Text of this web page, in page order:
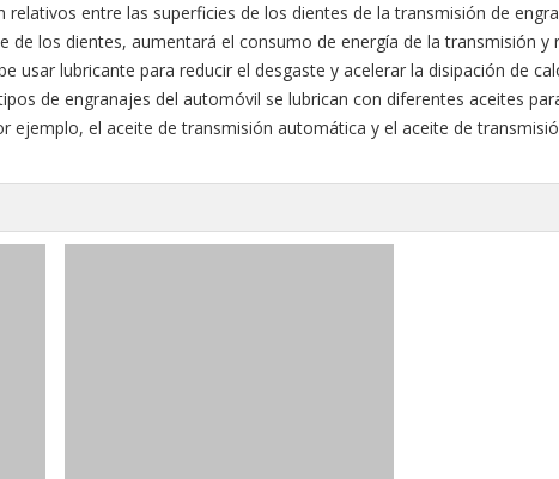
relativos entre las superficies de los dientes de la transmisión de
de los dientes, aumentará el consumo de energía de la transmisión y
usar lubricante para reducir el desgaste y acelerar la disipación de
de engranajes del automóvil se lubrican con diferentes aceites
ejemplo, el aceite de transmisión automática y el aceite de